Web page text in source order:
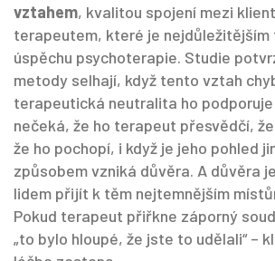
vztahem, kvalitou spojení mezi
terapeutem, které je
úspěchu psychoterapie. Studie
metody selhají, když tento vztah
terapeutická neutralita ho
nečeká, že ho terapeut přesvědčí,
že ho pochopí, i když je jeho pohled
způsobem vzniká důvěra. A důvěra
lidem přijít k těm nejtemnějším
Pokud terapeut přiřkne záporný
„to bylo hloupé, že jste to udělali“ –